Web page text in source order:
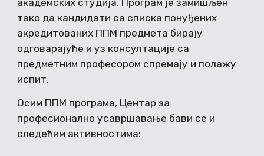
академских студија. Програм је замишљен
тако да кандидати са списка понуђених
акредитованих ППМ предмета бирају
одговарајуће и уз консултације са
предметним професором спремају и полажу
испит.
Осим ППМ програма, Центар за
професионално усавршавање бави се и
следећим активностима: